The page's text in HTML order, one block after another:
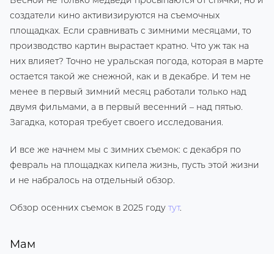
создатели кино активизируются на съемочных
площадках. Если сравнивать с зимними месяцами, то
производство картин вырастает кратно. Что уж так на
них влияет? Точно не уральская погода, которая в марте
остается такой же снежной, как и в декабре. И тем не
менее в первый зимний месяц работали только над
двумя фильмами, а в первый весенний – над пятью.
Загадка, которая требует своего исследования.
И все же начнем мы с зимних съемок: с декабря по
февраль на площадках кипела жизнь, пусть этой жизни
и не набралось на отдельный обзор.
Обзор осенних съемок в 2025 году тут.
Мам